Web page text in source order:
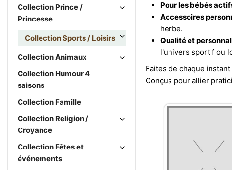
Collection Prince /
Princesse
Collection Sports / Loisirs
Collection Animaux
Collection Humour 4
saisons
Collection Famille
Collection Religion /
Croyance
Collection Fêtes et
événements
Pour les bébés
Accessoires
herbe.
Qualité et
l'univers sportif ou
Faites de chaque
Conçus pour allier